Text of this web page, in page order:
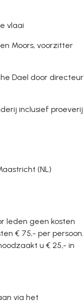
vlaai
Moors, voorzitter
Dael door directeur
inclusief proeverij
(NL)
leden geen kosten
€ 75,- per persoon.
u € 25,- in
via het